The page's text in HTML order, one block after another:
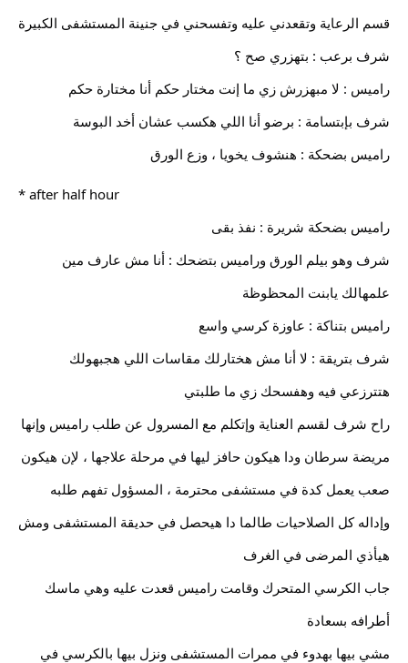
قسم الرعاية وتقعدني عليه وتفسحني في جنينة المستشفى الكبيرة
شرف برعب : بتهزري صح ؟
راميس : لا مبهزرش زي ما إنت مختار حكم أنا مختارة حكم
شرف بإبتسامة : برضو أنا اللي هكسب عشان أخد البوسة
راميس بضحكة : هنشوف يخويا ، وزع الورق
* after half hour
راميس بضحكة شريرة : نفذ بقى
شرف وهو بيلم الورق وراميس بتضحك : أنا مش عارف مين
علمهالك يابنت المحظوظة
راميس بتناكة : عاوزة كرسي واسع
شرف بتريقة : لا أنا مش هختارلك مقاسات اللي هجبهولك
هتترزعي فيه وهفسحك زي ما طلبتي
راح شرف لقسم العناية وإتكلم مع المسرول عن طلب راميس وإنها
مريضة سرطان ودا هيكون حافز ليها في مرحلة علاجها ، لإن هيكون
صعب يعمل كدة في مستشفى محترمة ، المسؤول تفهم طلبه
وإداله كل الصلاحيات طالما دا هيحصل في حديقة المستشفى ومش
هيأذي المرضى في الغرف
جاب الكرسي المتحرك وقامت راميس قعدت عليه وهي ماسك
أطرافه بسعادة
مشي بيها بهدوء في ممرات المستشفى ونزل بيها بالكرسي في